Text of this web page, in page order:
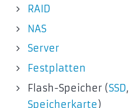
RAID
NAS
Server
Festplatten
Flash-Speicher (SSD,
Speicherkarte)